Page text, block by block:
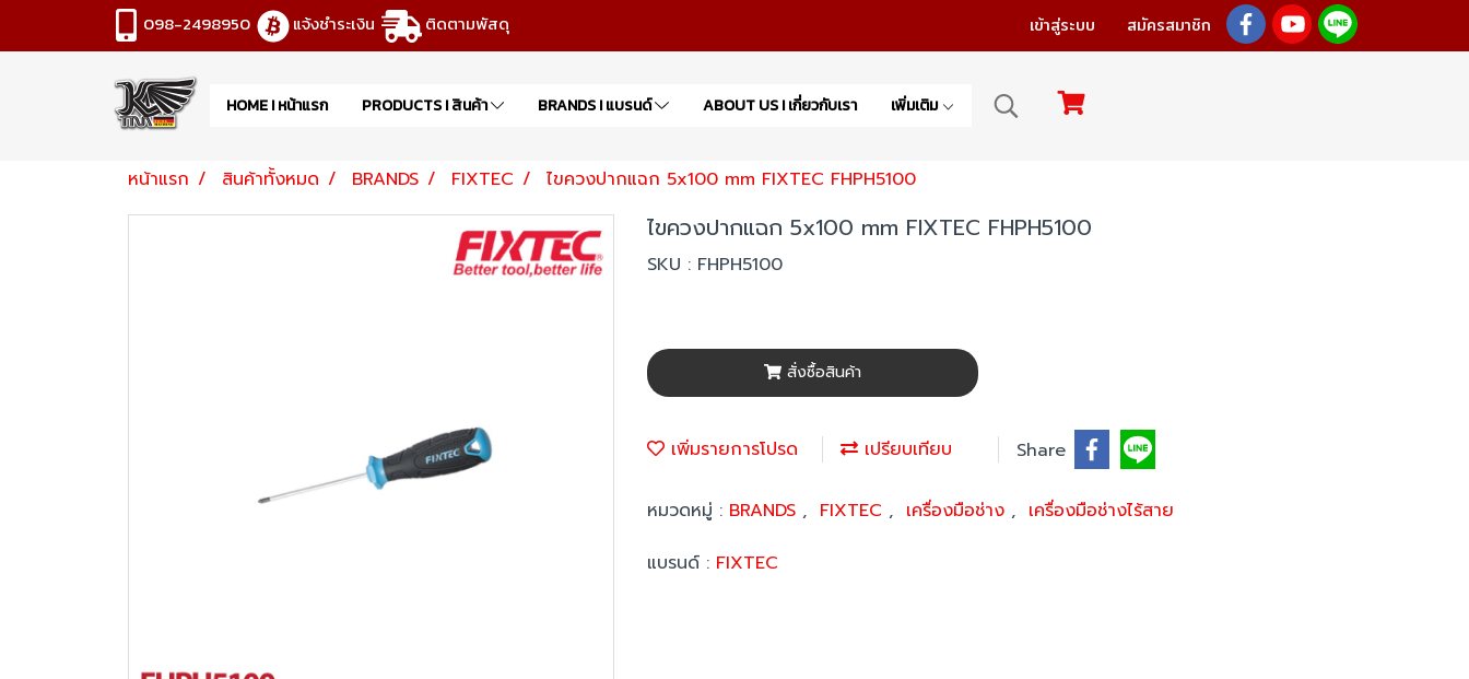
098-2498950 แจ้งชำระเงิน ติดตามพัสดุ เข้าสู่ระบบ สมัครสมาชิก
HOME I หน้าแรก PRODUCTS I สินค้า BRANDS I แบรนด์ ABOUT US I เกี่ยวกับเรา เพิ่มเติม
หน้าแรก สินค้าทั้งหมด BRANDS FIXTEC ไขควงปากแฉก 5x100 mm FIXTEC FHPH5100
ไขควงปากแฉก 5x100 mm FIXTEC FHPH5100
SKU : FHPH5100
สั่งซื้อสินค้า
เพิ่มรายการโปรด เปรียบเทียบ Share
หมวดหมู่ : BRANDS , FIXTEC , เครื่องมือช่าง , เครื่องมือช่างไร้สาย
แบรนด์ : FIXTEC